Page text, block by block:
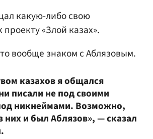
какую-либо свою
проекту «Злой казах».
вообще знаком с Аблязовым.
казахов я общался
писали не под своими
никнеймами. Возможно,
них и был Аблязов», — сказал